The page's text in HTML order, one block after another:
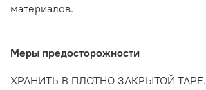
материалов.
Меры предосторожности
ХРАНИТЬ В ПЛОТНО ЗАКРЫТОЙ ТАРЕ.